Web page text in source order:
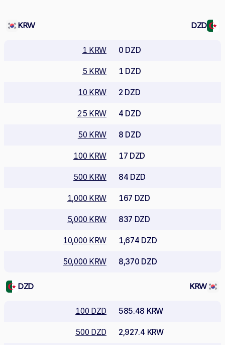
KRW DZD
1 KRW 0 DZD
5 KRW 1 DZD
10 KRW 2 DZD
25 KRW 4 DZD
50 KRW 8 DZD
100 KRW 17 DZD
500 KRW 84 DZD
1,000 KRW 167 DZD
5,000 KRW 837 DZD
10,000 KRW 1,674 DZD
50,000 KRW 8,370 DZD
DZD KRW
100 DZD 585.48 KRW
500 DZD 2,927.4 KRW